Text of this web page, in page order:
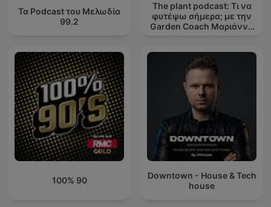
Τα Podcast του Μελωδία
99.2
The plant podcast: Τι να
φυτέψω σήμερα; με την
Garden Coach Μαριάννα
100% 90
Downtown - House & Tech
house